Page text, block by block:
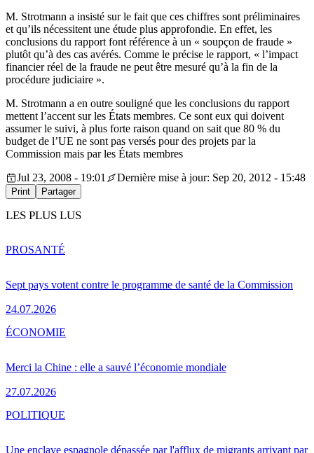
M. Strotmann a insisté sur le fait que ces chiffres sont préliminaires
et qu’ils nécessitent une étude plus approfondie. En effet, les
conclusions du rapport font référence à un « soupçon de fraude »
plutôt qu’à des cas avérés. Comme le précise le rapport, « l’impact
financier réel de la fraude ne peut être mesuré qu’à la fin de la
procédure judiciaire ».
M. Strotmann a en outre souligné que les conclusions du rapport
mettent l’accent sur les États membres. Ce sont eux qui doivent
assumer le suivi, à plus forte raison quand on sait que 80 % du
budget de l’UE ne sont pas versés pour des projets par la
Commission mais par les États membres
Jul 23, 2008 - 19:01
Dernière mise à jour: Sep 20, 2012 - 15:48
Print Partager
LES PLUS LUS
Sept pays votent contre le programme de santé de la Commission
24.07.2026
PROSANTÉ
Merci la Chine : elle a sauvé l’économie mondiale
27.07.2026
ÉCONOMIE
Une enclave espagnole dépassée par l'afflux de migrants arrivant par
POLITIQUE